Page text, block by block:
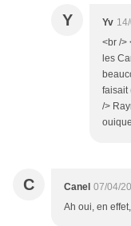
Y Yv
<br />
les
faisait
/>
C Canel 07/04/
Ah oui, en